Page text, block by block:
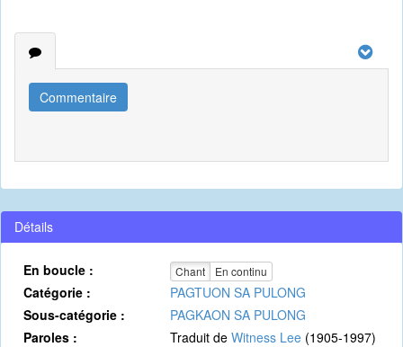
Commentaire
Détails
En boucle : Chant En continu
Catégorie :
PAGTUON SA PULONG
Sous-catégorie :
PAGKAON SA PULONG
Paroles :
Traduit de Witness Lee (1905-1997)